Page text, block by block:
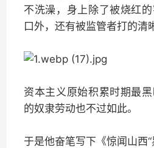
不洗澡，身上除了被烧红
口外，还有被监管者打的清
资本主义原始积累时期最
的奴隶劳动也不过如此。
于是他奋笔写下《惊闻山西“